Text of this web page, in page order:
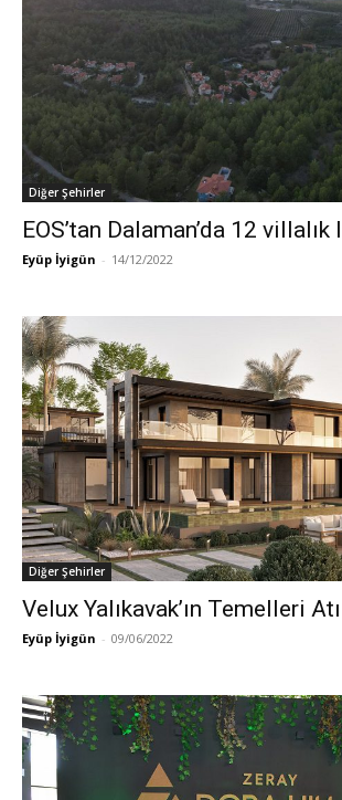
Diğer Şehirler
EOS’tan Dalaman’da 12
Eyüp İyigün - 14/12/2022
Diğer Şehirler
Velux Yalıkavak’ın Temelleri
Eyüp İyigün - 09/06/2022